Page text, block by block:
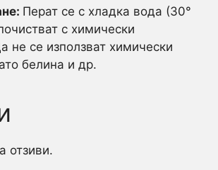
Перат се с хладка вода (30°
с химически
не се използват химически
белина и др.
отзиви.